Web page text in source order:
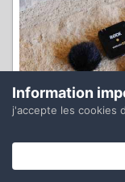
Information
j'accepte les cookies